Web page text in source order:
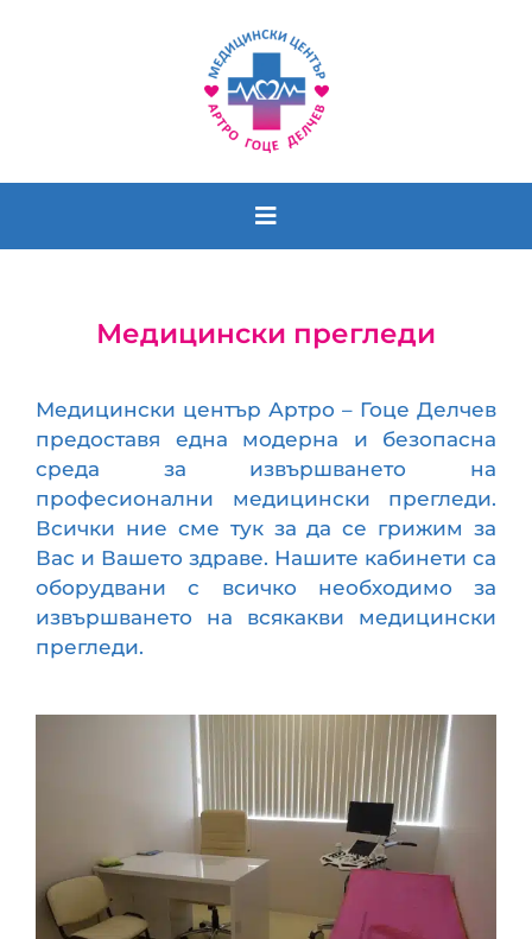
График
Екип
Новини
Контакти
Медицински прегледи
Медицински център Артро – Гоце Делчев
предоставя една модерна и безопасна
среда за извършването на
професионални медицински прегледи.
Всички ние сме тук за да се грижим за
Вас и Вашето здраве. Нашите кабинети са
оборудвани с всичко необходимо за
извършването на всякакви медицински
прегледи.